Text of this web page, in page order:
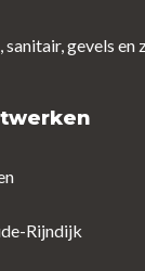
sanitair, gevels en
Rijndijk